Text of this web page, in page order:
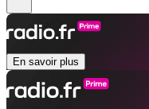
En savoir plus